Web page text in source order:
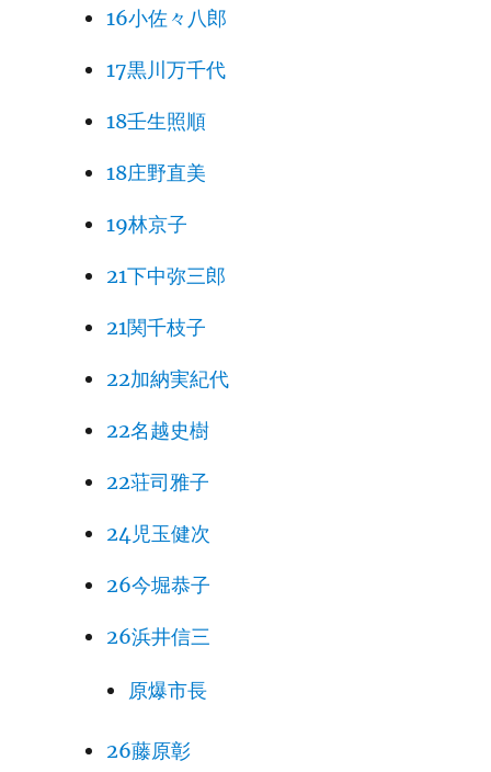
16小佐々八郎
17黒川万千代
18壬生照順
18庄野直美
19林京子
21下中弥三郎
21関千枝子
22加納実紀代
22名越史樹
22荘司雅子
24児玉健次
26今堀恭子
26浜井信三
原爆市長
26藤原彰